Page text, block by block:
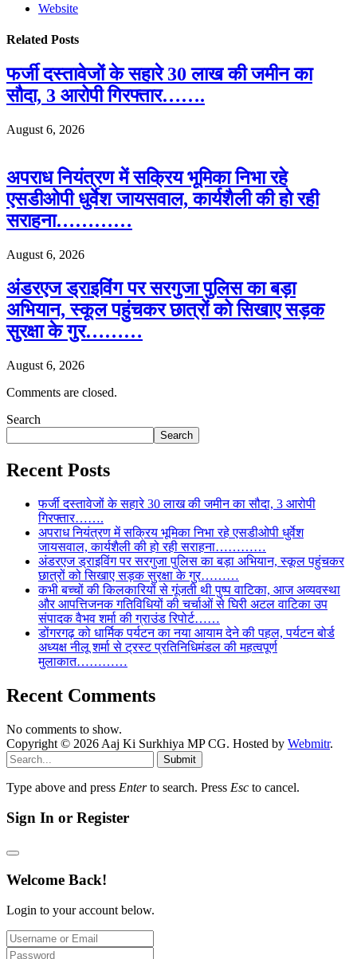
Website
Related Posts
फर्जी दस्तावेजों के सहारे 30 लाख की जमीन का
सौदा, 3 आरोपी गिरफ्तार…….
August 6, 2026
अपराध नियंत्रण में सक्रिय भूमिका निभा रहे
एसडीओपी धुर्वेश जायसवाल, कार्यशैली की हो रही
सराहना…………
August 6, 2026
अंडरएज ड्राइविंग पर सरगुजा पुलिस का बड़ा
अभियान, स्कूल पहुंचकर छात्रों को सिखाए सड़क
सुरक्षा के गुर………
August 6, 2026
Comments are closed.
Search
Search
Recent Posts
फर्जी दस्तावेजों के सहारे 30 लाख की जमीन का सौदा, 3 आरोपी
गिरफ्तार…….
अपराध नियंत्रण में सक्रिय भूमिका निभा रहे एसडीओपी धुर्वेश
जायसवाल, कार्यशैली की हो रही सराहना…………
अंडरएज ड्राइविंग पर सरगुजा पुलिस का बड़ा अभियान, स्कूल पहुंचकर
छात्रों को सिखाए सड़क सुरक्षा के गुर………
कभी बच्चों की किलकारियों से गूंजती थी पुष्प वाटिका, आज अव्यवस्था
और आपत्तिजनक गतिविधियों की चर्चाओं से घिरी अटल वाटिका उप
संपादक वैभव शर्मा की ग्राउंड रिपोर्ट……
डोंगरगढ़ को धार्मिक पर्यटन का नया आयाम देने की पहल, पर्यटन बोर्ड
अध्यक्ष नीलू शर्मा से ट्रस्ट प्रतिनिधिमंडल की महत्वपूर्ण
मुलाकात…………
Recent Comments
No comments to show.
Copyright © 2026 Aaj Ki Surkhiya MP CG. Hosted by Webmitr.
Submit
Type above and press Enterto search. Press Esc to cancel.
Sign In or Register
Welcome Back!
Login to your account below.